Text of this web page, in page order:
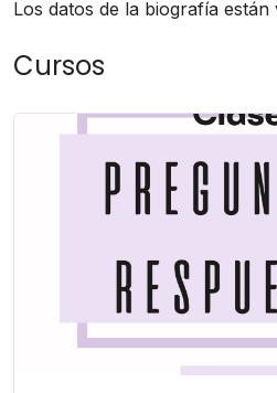
Los datos de la biografía están
Cursos